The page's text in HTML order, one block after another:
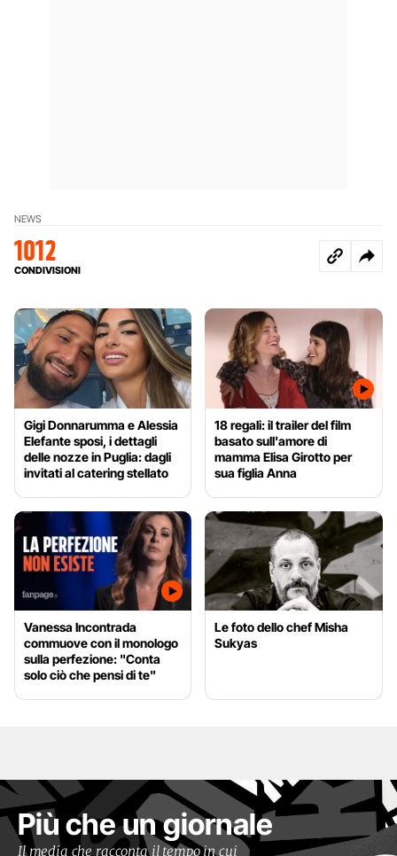
NEWS
1012
CONDIVISIONI
Gigi Donnarumma e Alessia
Elefante sposi, i dettagli
delle nozze in Puglia: dagli
invitati al catering stellato
18 regali: il trailer del film
basato sull'amore di
mamma Elisa Girotto per
sua figlia Anna
Vanessa Incontrada
commuove con il monologo
sulla perfezione: "Conta
solo ciò che pensi di te"
Le foto dello chef Misha
Sukyas
Più che un giornale
Il media che racconta il tempo in cui